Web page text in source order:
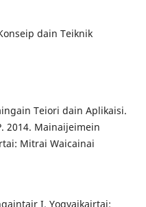
dain Teiknik
Teiori dain Aplikaisi.
2014. Mainaijeimein
Mitrai Waicainai
I. Yogyaikairtai: